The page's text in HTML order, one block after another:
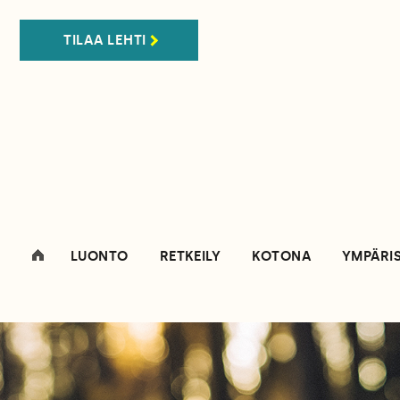
TILAA LEHTI
LUONTO RETKEILY KOTONA